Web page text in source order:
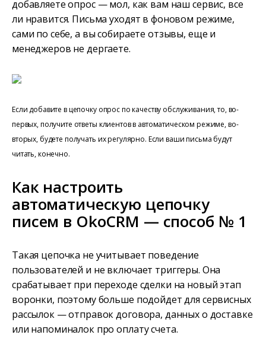
добавляете опрос — мол, как вам наш сервис, все
ли нравится. Письма уходят в фоновом режиме,
сами по себе, а вы собираете отзывы, еще и
менеджеров не дергаете.
Если добавите в цепочку опрос по качеству обслуживания, то, во-
первых, получите ответы клиентов в автоматическом режиме, во-
вторых, будете получать их регулярно. Если ваши письма будут
читать, конечно.
Как настроить
автоматическую цепочку
писем в OkoCRM — способ № 1
Такая цепочка не учитывает поведение
пользователей и не включает триггеры. Она
срабатывает при переходе сделки на новый этап
воронки, поэтому больше подойдет для сервисных
рассылок — отправок договора, данных о доставке
или напоминалок про оплату счета.